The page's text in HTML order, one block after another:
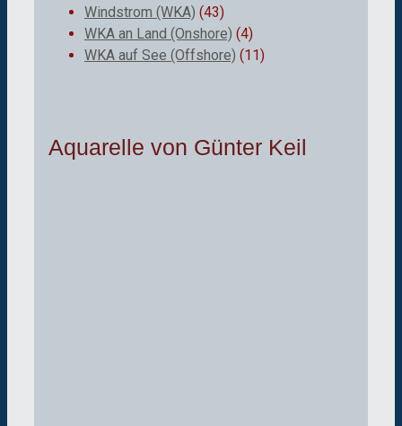
Windstrom (WKA) (43)
WKA an Land (Onshore) (4)
WKA auf See (Offshore) (11)
Aquarelle von Günter Keil